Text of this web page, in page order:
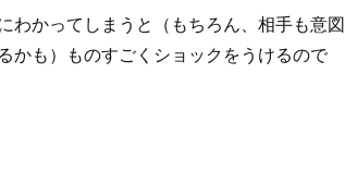
わかってしまうと（もちろん、相手も意図
かも）ものすごくショックをうけるので